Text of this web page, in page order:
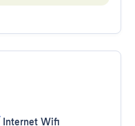
Internet Wifi